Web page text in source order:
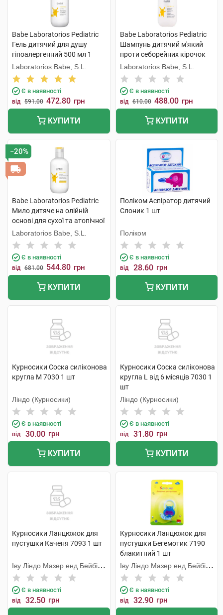
Babe Laboratorios Pediatric
Гель дитячий для душу
гіпоалергенний 500 мл 1
флакон
Laboratorios Babe, S.L.
Є в наявності
від 591.00 472.80 грн
КУПИТИ
Babe Laboratorios Pediatric
Шампунь дитячий м'який
проти себорейних кірочок
200 мл 1 флакон
Laboratorios Babe, S.L.
Є в наявності
від 610.00 488.00 грн
КУПИТИ
−20%
Babe Laboratorios Pediatric
Мило дитяче на олійній
основі для сухої та атопічної
шкіри 200 мл 1 флакон
Laboratorios Babe, S.L.
Є в наявності
від 681.00 544.80 грн
КУПИТИ
Поліком Аспіратор дитячий
Слоник 1 шт
Поліком
Є в наявності
від 28.60 грн
КУПИТИ
Курносики Соска силіконова
кругла M 7030 1 шт
Ліндо (Курносики)
Є в наявності
від 30.00 грн
КУПИТИ
Курносики Соска силіконова
кругла L від 6 місяців 7030 1
шт
Ліндо (Курносики)
Є в наявності
від 31.80 грн
КУПИТИ
Курносики Ланцюжок для
пустушки Каченя 7093 1 шт
Іву Ліндо Мазер енд Бейбі
Продактс
Є в наявності
від 32.50 грн
Курносики Ланцюжок для
пустушки Бегемотик 7190
блакитний 1 шт
Іву Ліндо Мазер енд Бейбі
Продактс
Є в наявності
від 32.90 грн